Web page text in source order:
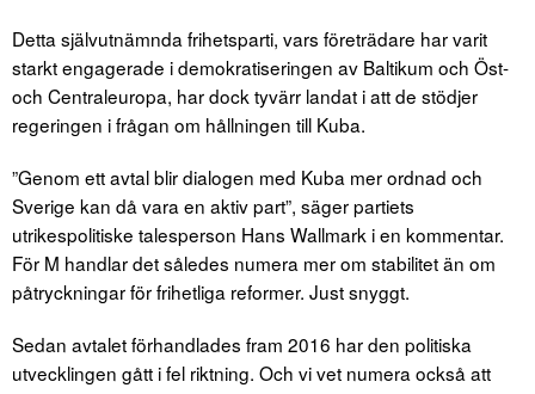
Detta självutnämnda frihetsparti, vars företrädare har varit
starkt engagerade i demokratiseringen av Baltikum och Öst-
och Centraleuropa, har dock tyvärr landat i att de stödjer
regeringen i frågan om hållningen till Kuba.
”Genom ett avtal blir dialogen med Kuba mer ordnad och
Sverige kan då vara en aktiv part”, säger partiets
utrikespolitiske talesperson Hans Wallmark i en kommentar.
För M handlar det således numera mer om stabilitet än om
påtryckningar för frihetliga reformer. Just snyggt.
Sedan avtalet förhandlades fram 2016 har den politiska
utvecklingen gått i fel riktning. Och vi vet numera också att